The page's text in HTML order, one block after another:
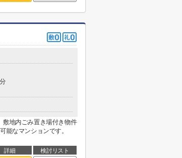
敷地内ごみ置き場付き物件
能なマンションです。
詳細
検討リスト